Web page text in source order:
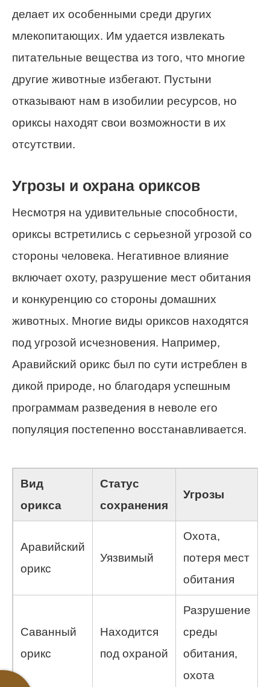
делает их особенными среди других
млекопитающих. Им удается извлекать
питательные вещества из того, что многие
другие животные избегают. Пустыни
отказывают нам в изобилии ресурсов, но
ориксы находят свои возможности в их
отсутствии.
Угрозы и охрана ориксов
Несмотря на удивительные способности,
ориксы встретились с серьезной угрозой со
стороны человека. Негативное влияние
включает охоту, разрушение мест обитания
и конкуренцию со стороны домашних
животных. Многие виды ориксов находятся
под угрозой исчезновения. Например,
Аравийский орикс был по сути истреблен в
дикой природе, но благодаря успешным
программам разведения в неволе его
популяция постепенно восстанавливается.
Вид
орикса
Статус
сохранения
Угрозы
Аравийский
орикс
Уязвимый
Охота,
потеря мест
обитания
Саванный
орикс
Находится
под охраной
Разрушение
среды
обитания,
охота